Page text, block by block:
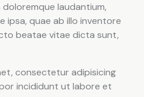
laudantium,
ipsa, quae ab illo inventore
beatae vitae dicta sunt,
consectetur adipisicing
incididunt ut labore et